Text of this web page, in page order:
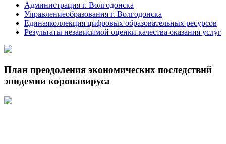
Администрация г. Волгодонска
Управлениеобразования г. Волгодонска
Единаяколлекция цифровых образовательных ресурсов
Результаты независимой оценки качества оказания услуг
План преодоления экономических последствий
эпидемии коронавируса